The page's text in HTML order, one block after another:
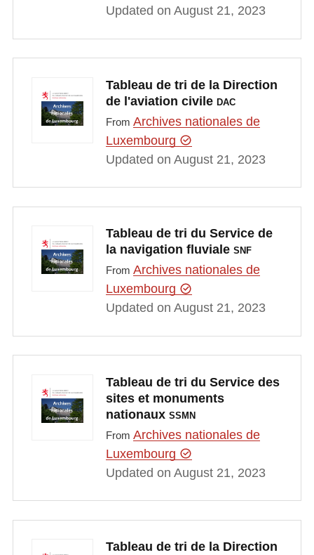
Updated on August 21, 2023
Tableau de tri de la Direction
de l'aviation civile DAC
From Archives nationales de
Luxembourg
Updated on August 21, 2023
Tableau de tri du Service de
la navigation fluviale SNF
From Archives nationales de
Luxembourg
Updated on August 21, 2023
Tableau de tri du Service des
sites et monuments
nationaux SSMN
From Archives nationales de
Luxembourg
Updated on August 21, 2023
Tableau de tri de la Direction